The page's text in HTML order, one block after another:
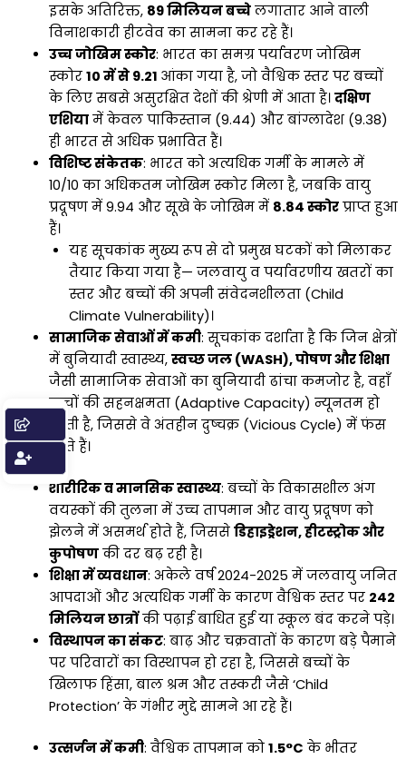
इसके अतिरिक्त, 89 मिलियन बच्चेलगातार आने वाली
विनाशकारी हीटवेव का सामना कर रहे हैं।
उच्च जोखिम स्कोर: भारत का समग्र पर्यावरण जोखिम
स्कोर 10 में से 9.21 आंका गया है, जो वैश्विक स्तर पर बच्चों
के लिए सबसे असुरक्षित देशों की श्रेणी में आता है। दक्षिण
एशियामें केवल पाकिस्तान (9.44) और बांग्लादेश (9.38)
ही भारत से अधिक प्रभावित हैं।
विशिष्ट संकेतक: भारत को अत्यधिक गर्मी के मामले में
10/10 का अधिकतम जोखिम स्कोर मिला है, जबकि वायु
प्रदूषण में 9.94 और सूखे के जोखिम में 8.84 स्कोरप्राप्त हुआ
हैं।
यह सूचकांक मुख्य रूप से दो प्रमुख घटकों को मिलाकर
तैयार किया गया है— जलवायु व पर्यावरणीय खतरों का
स्तर और बच्चों की अपनी संवेदनशीलता (Child
Climate Vulnerability)।
सामाजिक सेवाओं में कमी: सूचकांक दर्शाता है कि जिन क्षेत्रों
में बुनियादी स्वास्थ्य, स्वच्छ जल (WASH), पोषण और शिक्षा
जैसी सामाजिक सेवाओं का बुनियादी ढांचा कमजोर है, वहाँ
बच्चों की सहनक्षमता (Adaptive Capacity) न्यूनतम हो
जाती है, जिससे वे अंतहीन दुष्चक्र (Vicious Cycle) में फंस
जाते हैं।
शारीरिक व मानसिक स्वास्थ्य: बच्चों के विकासशील अंग
वयस्कों की तुलना में उच्च तापमान और वायु प्रदूषण को
झेलने में असमर्थ होते हैं, जिससे डिहाइड्रेशन, हीटस्ट्रोक और
कुपोषणकी दर बढ़ रही है।
शिक्षा में व्यवधान: अकेले वर्ष 2024-2025 में जलवायु जनित
आपदाओं और अत्यधिक गर्मी के कारण वैश्विक स्तर पर 242
मिलियन छात्रोंकी पढ़ाई बाधित हुई या स्कूल बंद करने पड़े।
विस्थापन का संकट: बाढ़ और चक्रवातों के कारण बड़े पैमाने
पर परिवारों का विस्थापन हो रहा है, जिससे बच्चों के
खिलाफ हिंसा, बाल श्रम और तस्करी जैसे ‘Child
Protection’ के गंभीर मुद्दे सामने आ रहे हैं।
उत्सर्जन में कमी: वैश्विक तापमान को 1.5°C के भीतर